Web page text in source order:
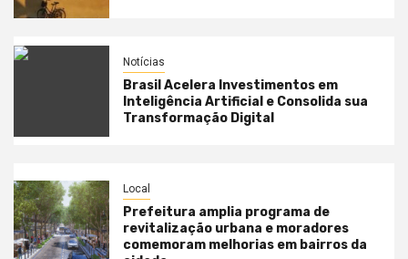
Notícias
Brasil Acelera Investimentos em
Inteligência Artificial e Consolida sua
Transformação Digital
Local
Prefeitura amplia programa de
revitalização urbana e moradores
comemoram melhorias em bairros da